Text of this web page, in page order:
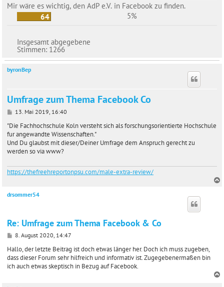
Mir wäre es wichtig, den AdP e.V. in Facebook zu finden.
64
5%
Insgesamt abgegebene
Stimmen: 1266
byronBep
Umfrage zum Thema Facebook Co
B
i
t
a
g
13. Mai 2019, 16:40
"Die Fachhochschule Koln versteht sich als forschungsorientierte Hochschule
fur angewandte Wissenschaften."
Und Du glaubst mit dieser/Deiner Umfrage dem Anspruch gerecht zu
werden so via www?
https://thefreehreportonpsu.com/male-extra-review/
drsommer54
Re: Umfrage zum Thema Facebook & Co
B
i
t
a
8. August 2020, 14:47
Hallo, der letzte Beitrag ist doch etwas länger her. Doch ich muss zugeben,
dass dieser Forum sehr hilfreich und informativ ist. Zugegebenermaßen bin
ich auch etwas skeptisch in Bezug auf Facebook.